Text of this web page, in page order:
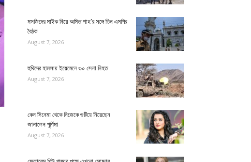
মসজিদের মাইক নিয়ে অমিত শাহ’র সঙ্গে তিন এমপির
বৈঠক
August 7, 2026
হুথিদের হামলায় ইয়েমেনে ৩০ সেনা নিহত
August 7, 2026
কেন সিনেমা থেকে নিজেকে গুটিয়ে নিয়েছেন
জানালেন পূর্ণিমা
August 7, 2026